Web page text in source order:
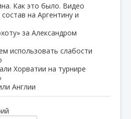
Как это было. Видео
на Аргентину и
за Александром
использовать слабости
Хорватии на турнире
Англии